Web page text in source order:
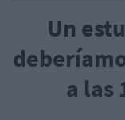
Un
a las